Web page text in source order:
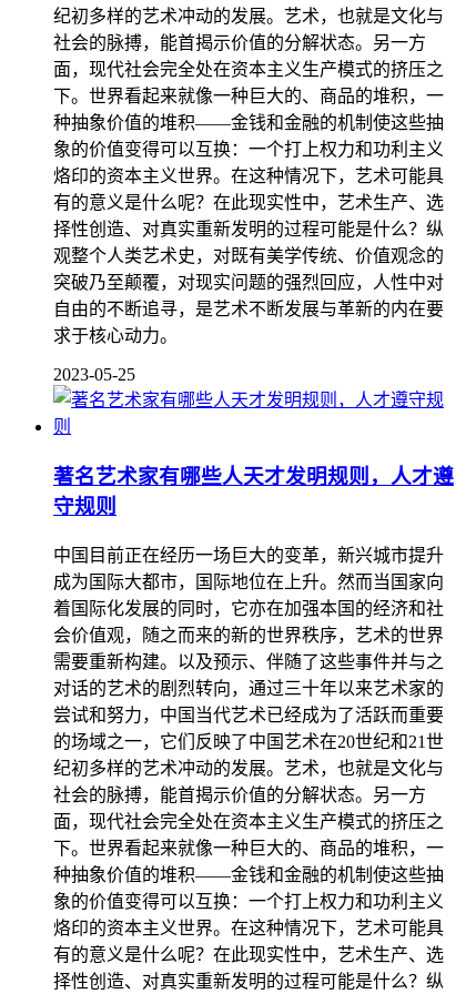
纪初多样的艺术冲动的发展。艺术，也就是文化与
社会的脉搏，能首揭示价值的分解状态。另一方
面，现代社会完全处在资本主义生产模式的挤压之
下。世界看起来就像一种巨大的、商品的堆积，一
种抽象价值的堆积——金钱和金融的机制使这些抽
象的价值变得可以互换：一个打上权力和功利主义
烙印的资本主义世界。在这种情况下，艺术可能具
有的意义是什么呢？在此现实性中，艺术生产、选
择性创造、对真实重新发明的过程可能是什么？纵
观整个人类艺术史，对既有美学传统、价值观念的
突破乃至颠覆，对现实问题的强烈回应，人性中对
自由的不断追寻，是艺术不断发展与革新的内在要
求于核心动力。
2023-05-25
著名艺术家有哪些人天才发明规则，人才遵
守规则
中国目前正在经历一场巨大的变革，新兴城市提升
成为国际大都市，国际地位在上升。然而当国家向
着国际化发展的同时，它亦在加强本国的经济和社
会价值观，随之而来的新的世界秩序，艺术的世界
需要重新构建。以及预示、伴随了这些事件并与之
对话的艺术的剧烈转向，通过三十年以来艺术家的
尝试和努力，中国当代艺术已经成为了活跃而重要
的场域之一，它们反映了中国艺术在20世纪和21世
纪初多样的艺术冲动的发展。艺术，也就是文化与
社会的脉搏，能首揭示价值的分解状态。另一方
面，现代社会完全处在资本主义生产模式的挤压之
下。世界看起来就像一种巨大的、商品的堆积，一
种抽象价值的堆积——金钱和金融的机制使这些抽
象的价值变得可以互换：一个打上权力和功利主义
烙印的资本主义世界。在这种情况下，艺术可能具
有的意义是什么呢？在此现实性中，艺术生产、选
择性创造、对真实重新发明的过程可能是什么？纵